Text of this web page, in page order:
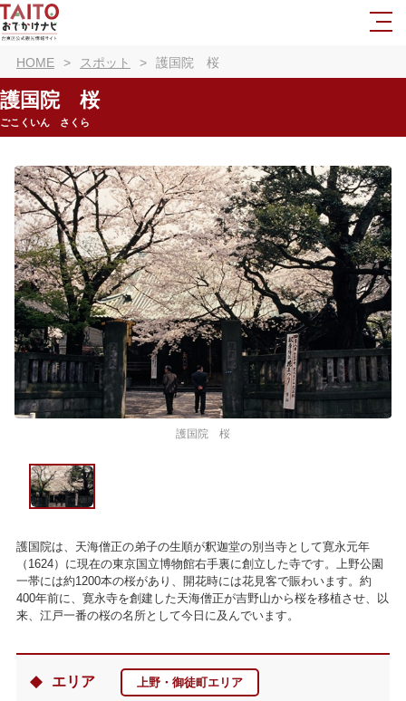
HOME スポット 護国院 桜
護国院 桜
ごこくいん さくら
護国院 桜
護国院は、天海僧正の弟子の生順が釈迦堂の別当寺として寛永元年
（1624）に現在の東京国立博物館右手裏に創立した寺です。上野公園
一帯には約1200本の桜があり、開花時には花見客で賑わいます。約
400年前に、寛永寺を創建した天海僧正が吉野山から桜を移植させ、以
来、江戸一番の桜の名所として今日に及んでいます。
エリア 上野・御徒町エリア